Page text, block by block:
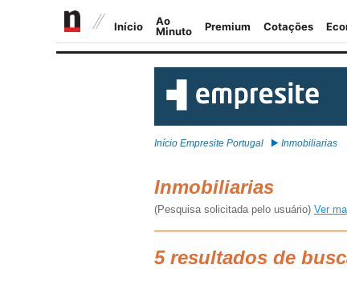
Início Empresite Portugal Inmobiliarias
Inmobiliarias
(Pesquisa solicitada pelo usuário) Ver
5 resultados de